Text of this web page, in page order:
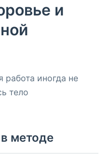
и
работа иногда не
тело
методе